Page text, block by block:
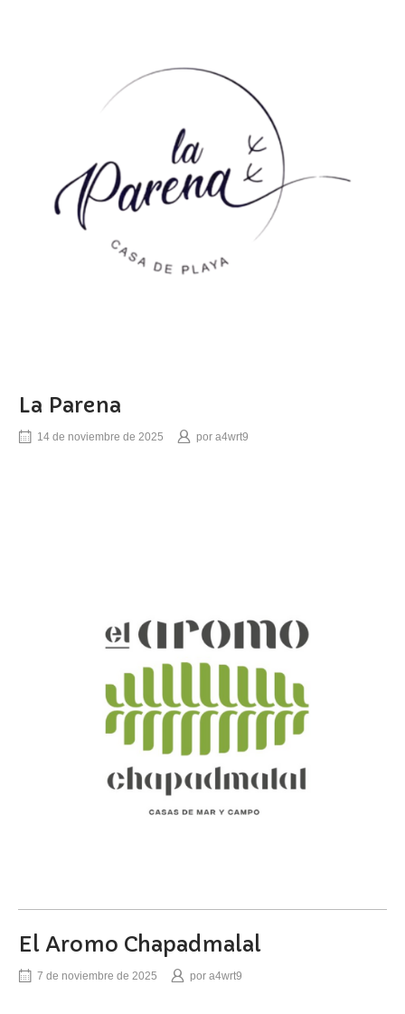
La Parena
14 de noviembre de 2025 por a4wrt9
El Aromo Chapadmalal
7 de noviembre de 2025 por a4wrt9